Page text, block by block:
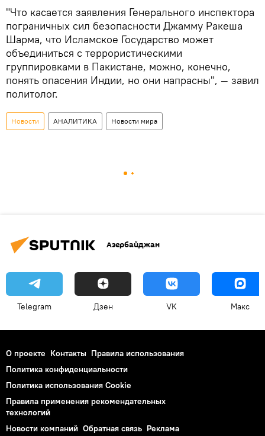
"Что касается заявления Генерального инспектора
пограничных сил безопасности Джамму Ракеша
Шарма, что Исламское Государство может
объединиться с террористическими
группировками в Пакистане, можно, конечно,
понять опасения Индии, но они напрасны", — завил
политолог.
Новости АНАЛИТИКА Новости мира
Азербайджан
Telegram Дзен VK Макс
О проекте Контакты Правила использования
Политика конфиденциальности
Политика использования Cookie
Правила применения рекомендательных
технологий
Новости компаний Обратная связь Реклама